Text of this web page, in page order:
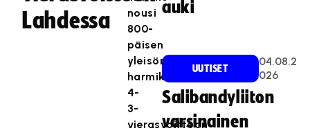
Lahdessa
nousi
800-
päisen
yleisön
harmiksi
4-
3-
vierasvoittoon
auki
UUTISET
04.08.2
026
Salibandyliiton
varsinainen